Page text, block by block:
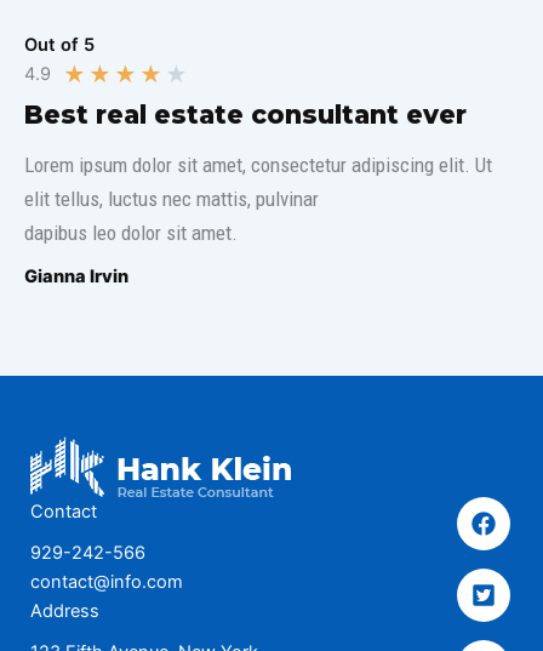
Out of 5
4.9
★ ★ ★ ★ ★
Best real estate consultant ever​
Lorem ipsum dolor sit amet, consectetur adipiscing elit. Ut
elit tellus, luctus nec mattis, pulvinar
dapibus leo dolor sit amet.
Gianna Irvin
Contact
929-242-566
contact@info.com
Address